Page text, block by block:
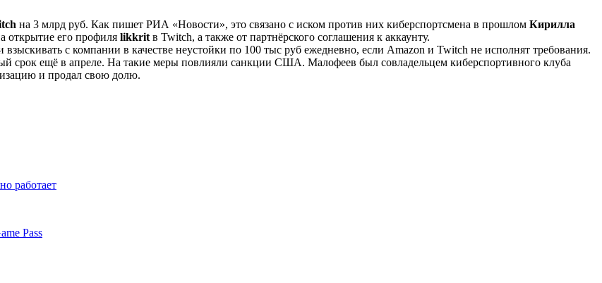
на 3 млрд руб. Как пишет РИА «Новости», это связано с иском против них киберспортсмена в прошлом Кирилла
открытие его профиля likkrit в Twitch, а также от партнёрского соглашения к аккаунту.
с компании в качестве неустойки по 100 тыс руб ежедневно, если Amazon и Twitch не исполнят требования.
срок ещё в апреле. На такие меры повлияли санкции США. Малофеев был совладельцем киберспортивного клуба
и продал свою долю.
работает
Pass